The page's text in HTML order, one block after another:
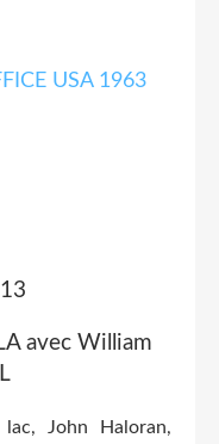
avec William
John Haloran,